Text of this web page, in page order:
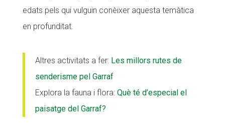
edats pels qui vulguin conèixer aquesta temàtica
en profunditat.
Altres activitats a fer: Les millors rutes de
senderisme pel Garraf
Explora la fauna i flora: Què té d’especial el
paisatge del Garraf?